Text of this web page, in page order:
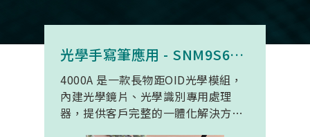
光學手寫筆應用 - SNM9S6100BC4000A
4000A 是一款長物距OID光學模組，
內建光學鏡片、光學識別專用處理
器，提供客戶完整的一體化解決方